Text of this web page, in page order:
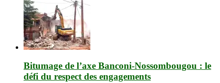
Bitumage de l’axe Banconi-Nossombougou : le
défi du respect des engagements